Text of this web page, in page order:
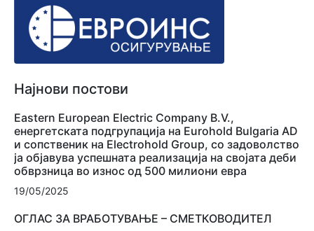
Најнови постови
Eastern European Electric Company B.V.,
енергетската подгрупација на Eurohold Bulgaria AD
и сопственик на Electrohold Group, со задоволство
ја објавува успешната реализација на својата деби
обврзница во износ од 500 милиони евра
19/05/2025
ОГЛАС ЗА ВРАБОТУВАЊЕ – СМЕТКОВОДИТЕЛ